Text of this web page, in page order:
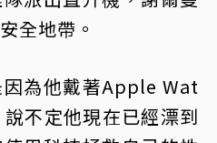
全地帶。
為他戴著Apple Wat
不定他現在已經漂到